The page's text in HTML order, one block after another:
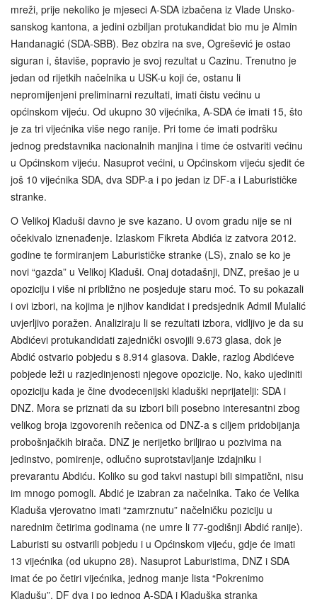
mreži, prije nekoliko je mjeseci A-SDA izbačena iz Vlade Unsko-
sanskog kantona, a jedini ozbiljan protukandidat bio mu je Almin
Handanagić (SDA‑SBB). Bez obzira na sve, Ogrešević je ostao
siguran i, štaviše, popravio je svoj rezultat u Cazinu. Trenutno je
jedan od rijetkih načelnika u USK-u koji će, ostanu li
nepromijenjeni preliminarni rezultati, imati čistu većinu u
općinskom vijeću. Od ukupno 30 vijećnika, A-SDA će imati 15, što
je za tri vijećnika više nego ranije. Pri tome će imati podršku
jednog predstavnika nacionalnih manjina i time će ostvariti većinu
u Općinskom vijeću. Nasuprot većini, u Općinskom vijeću sjedit će
još 10 vijećnika SDA, dva SDP-a i po jedan iz DF‑a i Laburističke
stranke.
O Velikoj Kladuši davno je sve kazano. U ovom gradu nije se ni
očekivalo iznenađenje. Izlaskom Fikreta Abdića iz zatvora 2012.
godine te formiranjem Laburističke stranke (LS), znalo se ko je
novi “gazda” u Velikoj Kladuši. Onaj dotadašnji, DNZ, prešao je u
opoziciju i više ni približno ne posjeduje staru moć. To su pokazali
i ovi izbori, na kojima je njihov kandidat i predsjednik Admil Mulalić
uvjerljivo poražen. Analiziraju li se rezultati izbora, vidljivo je da su
Abdićevi protukandidati zajednički osvojili 9.673 glasa, dok je
Abdić ostvario pobjedu s 8.914 glasova. Dakle, razlog Abdićeve
pobjede leži u razjedinjenosti njegove opozicije. No, kako ujediniti
opoziciju kada je čine dvodecenijski kladuški neprijatelji: SDA i
DNZ. Mora se priznati da su izbori bili posebno interesantni zbog
velikog broja izgovorenih rečenica od DNZ-a s ciljem pridobijanja
probošnjačkih birača. DNZ je nerijetko briljirao u pozivima na
jedinstvo, pomirenje, odlučno suprotstavljanje izdajniku i
prevarantu Abdiću. Koliko su god takvi nastupi bili simpatični, nisu
im mnogo pomogli. Abdić je izabran za načelnika. Tako će Velika
Kladuša vjerovatno imati “zamrznutu” načelničku poziciju u
narednim četirima godinama (ne umre li 77-godišnji Abdić ranije).
Laburisti su ostvarili pobjedu i u Općinskom vijeću, gdje će imati
13 vijećnika (od ukupno 28). Nasuprot Laburistima, DNZ i SDA
imat će po četiri vijećnika, jednog manje lista “Pokrenimo
Kladušu”, DF dva i po jednog A-SDA i Kladuška stranka